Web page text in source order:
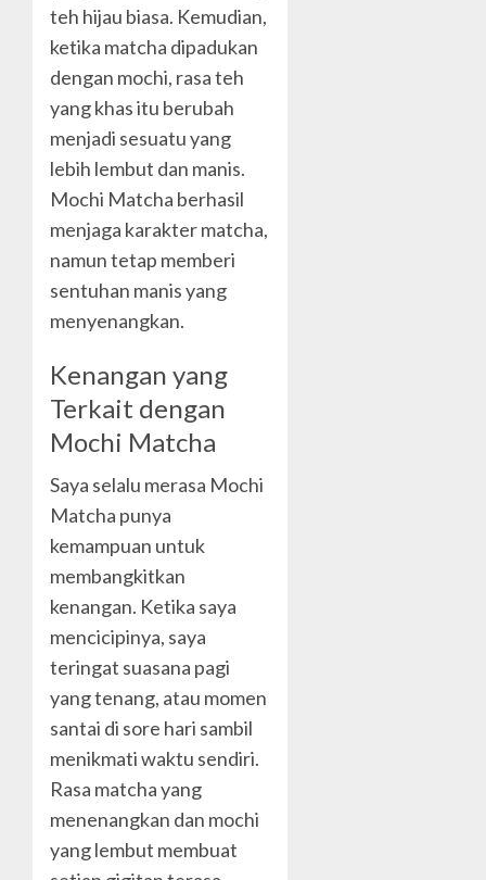
teh hijau biasa. Kemudian,
ketika matcha dipadukan
dengan mochi, rasa teh
yang khas itu berubah
menjadi sesuatu yang
lebih lembut dan manis.
Mochi Matcha berhasil
menjaga karakter matcha,
namun tetap memberi
sentuhan manis yang
menyenangkan.
Kenangan yang
Terkait dengan
Mochi Matcha
Saya selalu merasa Mochi
Matcha punya
kemampuan untuk
membangkitkan
kenangan. Ketika saya
mencicipinya, saya
teringat suasana pagi
yang tenang, atau momen
santai di sore hari sambil
menikmati waktu sendiri.
Rasa matcha yang
menenangkan dan mochi
yang lembut membuat